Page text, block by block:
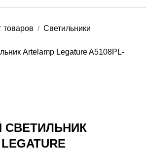
товаров
Светильники
Artelamp Legature A5108PL-